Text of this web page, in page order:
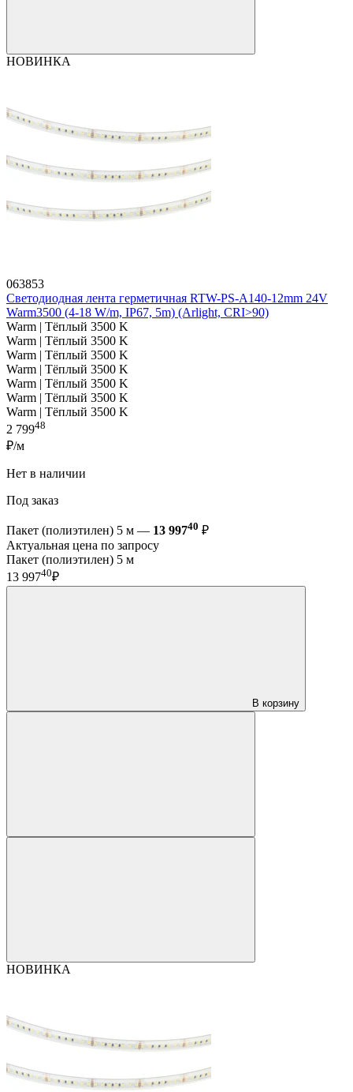
НОВИНКА
063853
Светодиодная лента герметичная RTW-PS-A140-12mm 24V
Warm3500 (4-18 W/m, IP67, 5m) (Arlight, CRI>90)
Warm | Тёплый 3500 K
Warm | Тёплый 3500 K
Warm | Тёплый 3500 K
Warm | Тёплый 3500 K
Warm | Тёплый 3500 K
Warm | Тёплый 3500 K
Warm | Тёплый 3500 K
2 79948
₽/м
Нет в наличии
Под заказ
Пакет (полиэтилен) 5 м — 13 99740 ₽
Актуальная цена по запросу
Пакет (полиэтилен) 5 м
13 99740₽
В корзину
НОВИНКА